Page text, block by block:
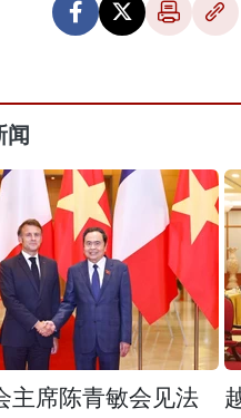
闻
主席陈青敏会见法